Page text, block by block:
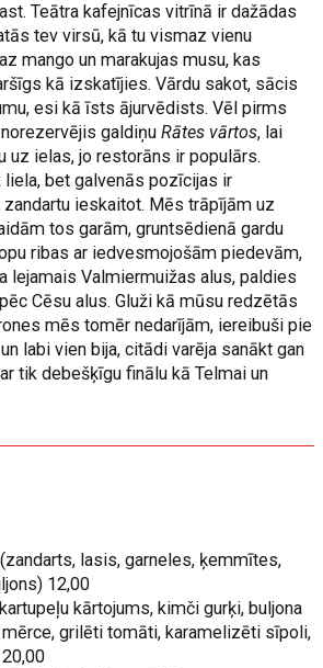
Teātra kafejnīcas vitrīnā ir dažādas
tev virsū, kā tu vismaz vienu
mango un marakujas musu, kas
kā izskatījies. Vārdu sakot, sācis
esi kā īsts ājurvēdists. Vēl pirms
galdiņuRātes vārtos, lai
uz ielas, jo restorāns ir populārs.
liela, bet galvenās pozīcijas ir
ieskaitot. Mēs trāpījām uz
tos garām, gruntsēdienā gardu
ribas ar iedvesmojošām piedevām,
lejamais Valmiermuižas alus, paldies
Cēsu alus. Gluži kā mūsu redzētās
mēs tomēr nedarījām, iereibuši pie
labi vien bija, citādi varēja sanākt gan
tik debešķīgu finālu kā Telmai un
lasis, garneles, ķemmītes,
12,00
kārtojums, kimči gurķi, buljona
mērce, grilēti tomāti, karamelizēti sīpoli,